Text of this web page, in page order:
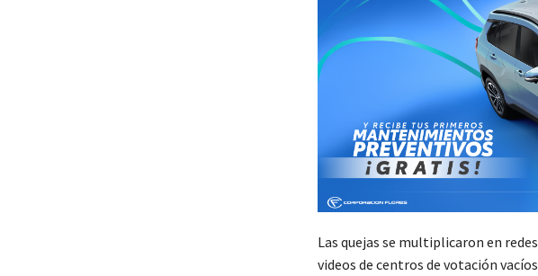
Las quejas se multiplicaron en
videos de centros de votación